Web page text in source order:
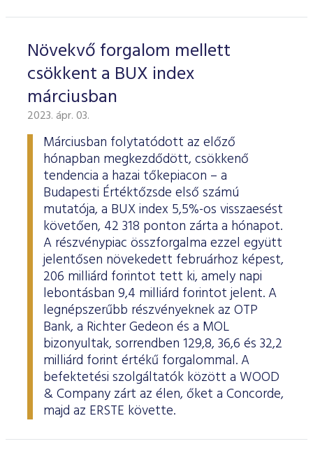
Növekvő forgalom mellett
csökkent a BUX index
márciusban
2023. ápr. 03.
Márciusban folytatódott az előző
hónapban megkezdődött, csökkenő
tendencia a hazai tőkepiacon – a
Budapesti Értéktőzsde első számú
mutatója, a BUX index 5,5%-os visszaesést
követően, 42 318 ponton zárta a hónapot.
A részvénypiac összforgalma ezzel együtt
jelentősen növekedett februárhoz képest,
206 milliárd forintot tett ki, amely napi
lebontásban 9,4 milliárd forintot jelent. A
legnépszerűbb részvényeknek az OTP
Bank, a Richter Gedeon és a MOL
bizonyultak, sorrendben 129,8, 36,6 és 32,2
milliárd forint értékű forgalommal. A
befektetési szolgáltatók között a WOOD
& Company zárt az élen, őket a Concorde,
majd az ERSTE követte.